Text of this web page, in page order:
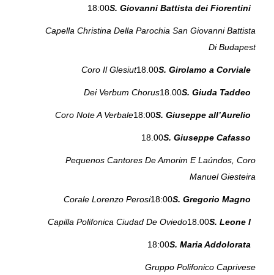
18:00
Capella Christina Della Parochia San Giovanni Battista
Di Budapest
18.00
Coro Il Glesiut
18.00
Dei Verbum Chorus
18:00
Coro Note A Verbale
18.00
Pequenos Cantores De Amorim E Laúndos, Coro
Manuel Giesteira
18:00
Corale Lorenzo Perosi
18.00
Capilla Polifonica Ciudad De Oviedo
18:00
Gruppo Polifonico Caprivese